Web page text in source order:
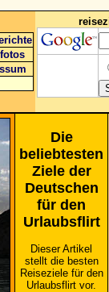
Die
beliebtesten
Ziele der
Deutschen
für den
Urlaubsflirt
Dieser Artikel
stellt die besten
Reiseziele für den
Urlaubsflirt vor.